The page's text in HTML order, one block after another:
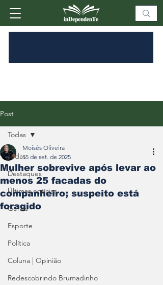
Post
Todas
Destaques
Últimas notícias
Gerais
Esporte
Política
Coluna | Opinião
Redescobrindo Brumadinho
Todas
Mulher sobrevive após levar ao
menos 25 facadas do
companheiro; suspeito está
foragido
Moisés Oliveira
15 de set. de 2025